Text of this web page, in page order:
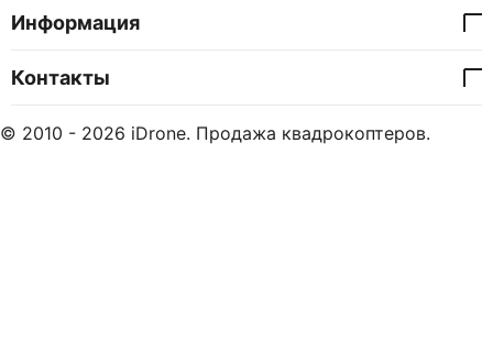
Информация
Контакты
© 2010 - 2026 iDrone. Продажа квадрокоптеров.